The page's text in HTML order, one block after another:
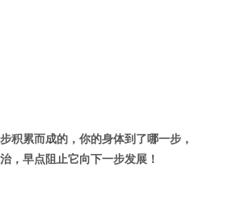
积累而成的，你的身体到了哪一步，
，早点阻止它向下一步发展！